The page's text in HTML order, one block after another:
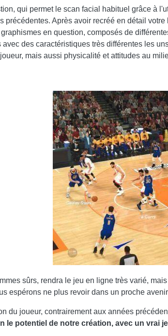
qui permet le scan facial habituel grâce à
précédentes. Après avoir recréé en détail votre
graphismes en question, composés de
avec des caractéristiques très différentes les
mais aussi physicalité et attitudes au
sûrs, rendra le jeu en ligne très varié,
espérons ne plus revoir dans un proche
du joueur, contrairement aux années
le potentiel de notre création, avec un vrai